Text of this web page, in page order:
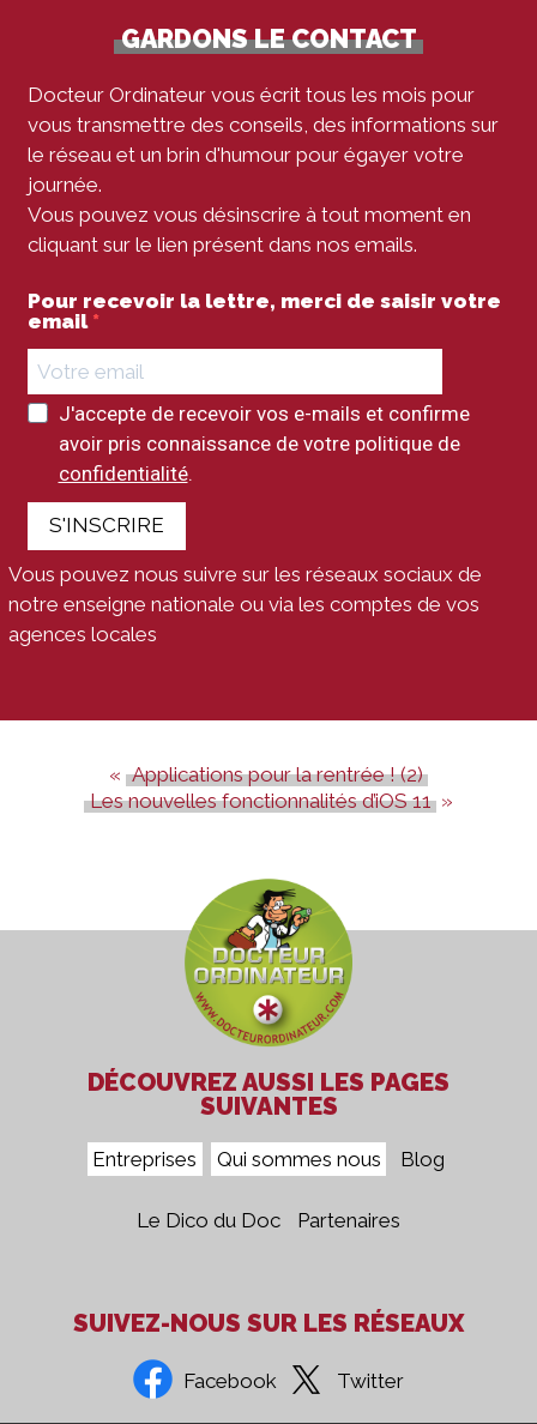
GARDONS LE CONTACT
Docteur Ordinateur vous écrit tous les mois pour
vous transmettre des conseils, des informations sur
le réseau et un brin d'humour pour égayer votre
journée.
Vous pouvez vous désinscrire à tout moment en
cliquant sur le lien présent dans nos emails.
Pour recevoir la lettre, merci de saisir votre
email
J'accepte de recevoir vos e-mails et confirme
avoir pris connaissance de votre politique de
confidentialité.
S'INSCRIRE
Vous pouvez nous suivre sur les réseaux sociaux de
notre enseigne nationale ou via les comptes de vos
agences locales
Applications pour la rentrée ! (2)
Les nouvelles fonctionnalités d’iOS 11
DÉCOUVREZ AUSSI LES PAGES
SUIVANTES
Entreprises Qui sommes nous Blog
Le Dico du Doc Partenaires
SUIVEZ-NOUS SUR LES RÉSEAUX
Facebook Twitter